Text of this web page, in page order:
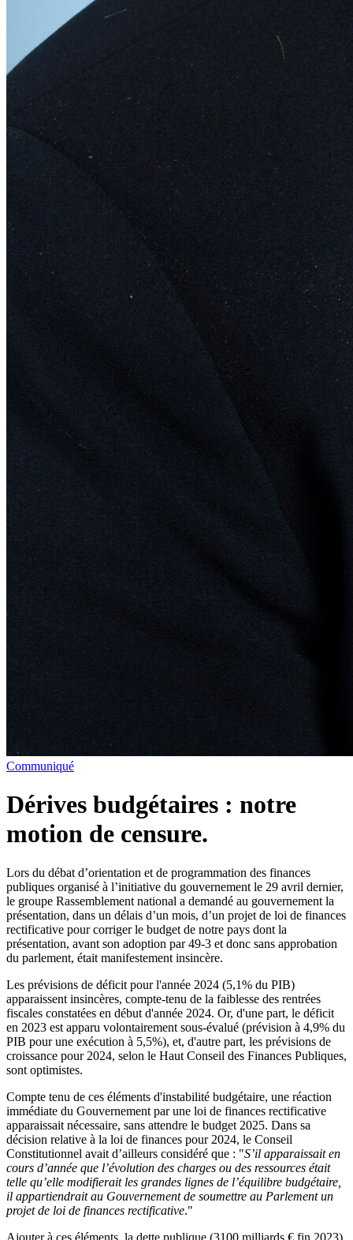
Communiqué
Dérives budgétaires : notre
motion de censure.
Lors du débat d’orientation et de programmation des finances
publiques organisé à l’initiative du gouvernement le 29 avril dernier,
le groupe Rassemblement national a demandé au gouvernement la
présentation, dans un délais d’un mois, d’un projet de loi de finances
rectificative pour corriger le budget de notre pays dont la
présentation, avant son adoption par 49-3 et donc sans approbation
du parlement, était manifestement insincère.
Les prévisions de déficit pour l'année 2024 (5,1% du PIB)
apparaissent insincères, compte-tenu de la faiblesse des rentrées
fiscales constatées en début d'année 2024. Or, d'une part, le déficit
en 2023 est apparu volontairement sous-évalué (prévision à 4,9% du
PIB pour une exécution à 5,5%), et, d'autre part, les prévisions de
croissance pour 2024, selon le Haut Conseil des Finances Publiques,
sont optimistes.
Compte tenu de ces éléments d'instabilité budgétaire, une réaction
immédiate du Gouvernement par une loi de finances rectificative
apparaissait nécessaire, sans attendre le budget 2025. Dans sa
décision relative à la loi de finances pour 2024, le Conseil
Constitutionnel avait d’ailleurs considéré que : "S’il apparaissait en
cours d’année que l’évolution des charges ou des ressources était
telle qu’elle modifierait les grandes lignes de l’équilibre budgétaire,
il appartiendrait au Gouvernement de soumettre au Parlement un
projet de loi de finances rectificative."
Ajouter à ces éléments, la dette publique (3100 milliards € fin 2023)